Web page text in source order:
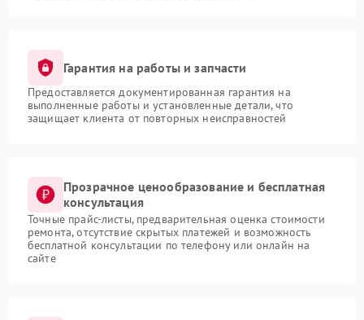
Гарантия на работы и запчасти
Предоставляется документированная гарантия на
выполненные работы и установленные детали, что
защищает клиента от повторных неисправностей
Прозрачное ценообразование и бесплатная
консультация
Точные прайс-листы, предварительная оценка стоимости
ремонта, отсутствие скрытых платежей и возможность
бесплатной консультации по телефону или онлайн на
сайте